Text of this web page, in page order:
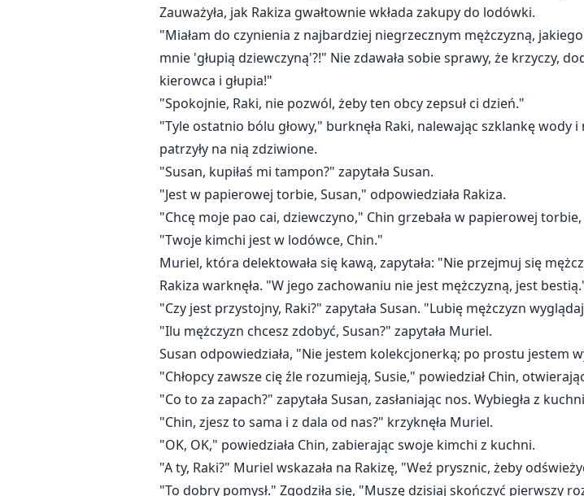
Zauważyła, jak Rakiza gwałtownie wkłada zakupy do lodówki.
"Miałam do czynienia z najbardziej niegrzecznym mężczyzną,
mnie 'głupią dziewczyną'?!" Nie zdawała sobie sprawy, że krzyczy,
kierowca i głupia!"
"Spokojnie, Raki, nie pozwól, żeby ten obcy zepsuł ci dzień."
"Tyle ostatnio bólu głowy," burknęła Raki, nalewając szklankę
patrzyły na nią zdziwione.
"Susan, kupiłaś mi tampon?" zapytała Susan.
"Jest w papierowej torbie, Susan," odpowiedziała Rakiza.
"Chcę moje pao cai, dziewczyno," Chin grzebała w papierowej
"Twoje kimchi jest w lodówce, Chin."
Muriel, która delektowała się kawą, zapytała: "Nie przejmuj się
Rakiza warknęła. "W jego zachowaniu nie jest mężczyzną, jest
"Czy jest przystojny, Raki?" zapytała Susan. "Lubię mężczyzn
"Ilu mężczyzn chcesz zdobyć, Susan?" zapytała Muriel.
Susan odpowiedziała, "Nie jestem kolekcjonerką; po prostu jestem
"Chłopcy zawsze cię źle rozumieją, Susie," powiedział Chin,
"Co to za zapach?" zapytała Susan, zasłaniając nos. Wybiegła z
"Chin, zjesz to sama i z dala od nas?" krzyknęła Muriel.
"OK, OK," powiedziała Chin, zabierając swoje kimchi z kuchni.
"A ty, Raki?" Muriel wskazała na Rakizę, "Weź prysznic, żeby
"To dobry pomysł." Zgodziła się, "Muszę dzisiaj skończyć pierwszy